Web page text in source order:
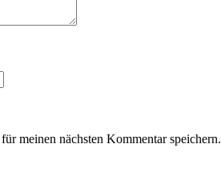
meinen nächsten Kommentar speichern.